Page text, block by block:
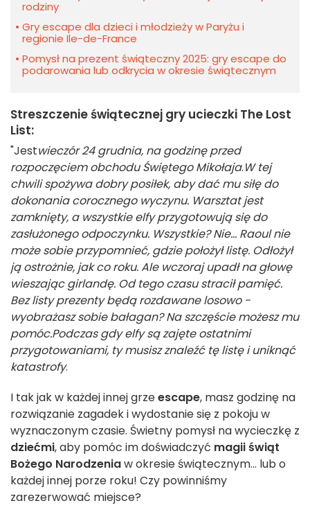
rodziny
Gry escape dla dzieci i młodzieży w Paryżu i
regionie Ile-de-France
Pomysł na prezent świąteczny 2025: gry escape do
podarowania lub odkrycia w okresie świątecznym
Streszczenie świątecznej gry ucieczki The Lost
List:
"Jestwieczór 24 grudnia, na godzinę przed
rozpoczęciem obchodu Świętego Mikołaja.W tej
chwili spożywa dobry posiłek, aby dać mu siłę do
dokonania corocznego wyczynu. Warsztat jest
zamknięty, a wszystkie elfy przygotowują się do
zasłużonego odpoczynku. Wszystkie? Nie... Raoul nie
może sobie przypomnieć, gdzie położył listę. Odłożył
ją ostrożnie, jak co roku. Ale wczoraj upadł na głowę
wieszając girlandę. Od tego czasu stracił pamięć.
Bez listy prezenty będą rozdawane losowo -
wyobrażasz sobie bałagan? Na szczęście możesz mu
pomóc.Podczas gdy elfy są zajęte ostatnimi
przygotowaniami, ty musisz znaleźć tę listę i uniknąć
katastrofy.
I tak jak w każdej innej grzeescape, masz godzinę na
rozwiązanie zagadek i wydostanie się z pokoju w
wyznaczonym czasie. Świetny pomysł na wycieczkę z
dziećmi, aby pomóc im doświadczyć magii świąt
Bożego Narodzeniaw okresie świątecznym... lub o
każdej innej porze roku! Czy powinniśmy
zarezerwować miejsce?